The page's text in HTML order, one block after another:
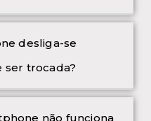
desliga-se
trocada?
não funciona